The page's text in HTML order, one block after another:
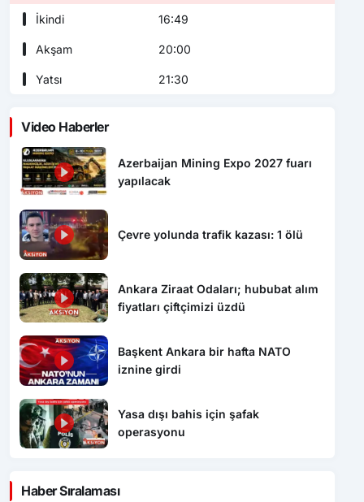
İkindi 16:49
Akşam 20:00
Yatsı 21:30
Video Haberler
Azerbaijan Mining Expo 2027 fuarı
yapılacak
Çevre yolunda trafik kazası: 1 ölü
Ankara Ziraat Odaları; hububat alım
fiyatları çiftçimizi üzdü
Başkent Ankara bir hafta NATO
iznine girdi
Yasa dışı bahis için şafak
operasyonu
Haber Sıralaması